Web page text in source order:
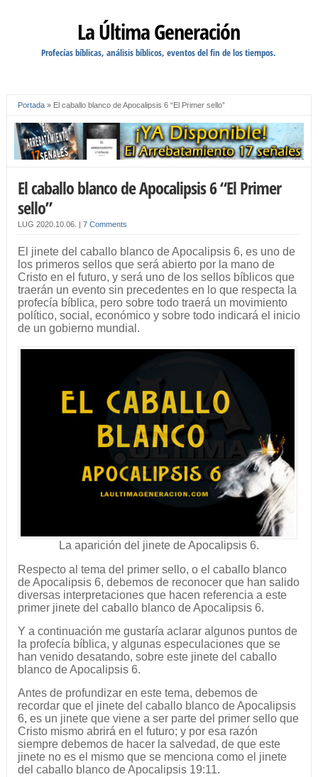
La Última Generación
Profecías bíblicas, análisis bíblicos, eventos del fin de los tiempos.
Portada» El caballo blanco de Apocalipsis 6 “El Primer sello”
El caballo blanco de Apocalipsis 6 “El Primer
sello”
LUG 2020.10.06. 7 Comments
El jinete del caballo blanco de Apocalipsis 6, es uno de
los primeros sellos que será abierto por la mano de
Cristo en el futuro, y será uno de los sellos bíblicos que
traerán un evento sin precedentes en lo que respecta la
profecía bíblica, pero sobre todo traerá un movimiento
político, social, económico y sobre todo indicará el inicio
de un gobierno mundial.
La aparición del jinete de Apocalipsis 6.
Respecto al tema del primer sello, o el caballo blanco
de Apocalipsis 6, debemos de reconocer que han salido
diversas interpretaciones que hacen referencia a este
primer jinete del caballo blanco de Apocalipsis 6.
Y a continuación me gustaría aclarar algunos puntos de
la profecía bíblica, y algunas especulaciones que se
han venido desatando, sobre este jinete del caballo
blanco de Apocalipsis 6.
Antes de profundizar en este tema, debemos de
recordar que el jinete del caballo blanco de Apocalipsis
6, es un jinete que viene a ser parte del primer sello que
Cristo mismo abrirá en el futuro; y por esa razón
siempre debemos de hacer la salvedad, de que este
jinete no es el mismo que se menciona como el jinete
del caballo blanco de Apocalipsis 19:11.